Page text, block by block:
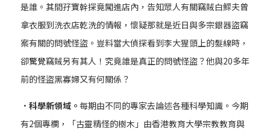
是誰。其間孖寶幹探竟闖進店內，告知眾人有關竊賊白鰥夫曾
拿衣服到洗衣店乾洗的情報，懷疑那就是近日與多宗銀器盜竊
案有關的問號怪盜。豈料當大偵探看到李大猩頭上的髮線時，
卻驚覺竊賊另有其人！究竟誰是真正的問號怪盜？他與20多年
前的怪盜黑寡婦又有何關係？
．科學新領域。 每期由不同的專家去論述各種科學知識。今期
有2個專欄，「古靈精怪的樹木」由香港教育大學宗教教育與